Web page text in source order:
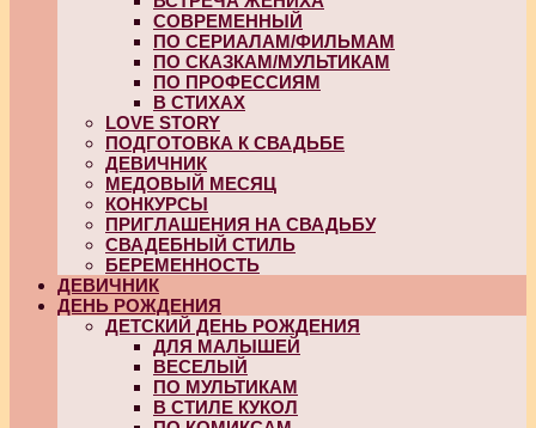
СОВРЕМЕННЫЙ
ПО СЕРИАЛАМ/ФИЛЬМАМ
ПО СКАЗКАМ/МУЛЬТИКАМ
ПО ПРОФЕССИЯМ
В СТИХАХ
LOVE STORY
ПОДГОТОВКА К СВАДЬБЕ
ДЕВИЧНИК
МЕДОВЫЙ МЕСЯЦ
КОНКУРСЫ
ПРИГЛАШЕНИЯ НА СВАДЬБУ
СВАДЕБНЫЙ СТИЛЬ
БЕРЕМЕННОСТЬ
ДЕВИЧНИК
ДЕНЬ РОЖДЕНИЯ
ДЕТСКИЙ ДЕНЬ РОЖДЕНИЯ
ДЛЯ МАЛЫШЕЙ
ВЕСЕЛЫЙ
ПО МУЛЬТИКАМ
В СТИЛЕ КУКОЛ